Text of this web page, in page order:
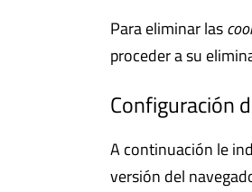
Para eliminar las
proceder a su
Configuración
A continuación le
versión del